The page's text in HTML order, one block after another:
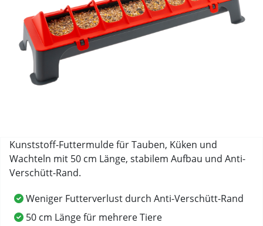
Kunststoff-Futtermulde für Tauben, Küken und
Wachteln mit 50 cm Länge, stabilem Aufbau und Anti-
Verschütt-Rand.
Weniger Futterverlust durch Anti-Verschütt-Rand
50 cm Länge für mehrere Tiere